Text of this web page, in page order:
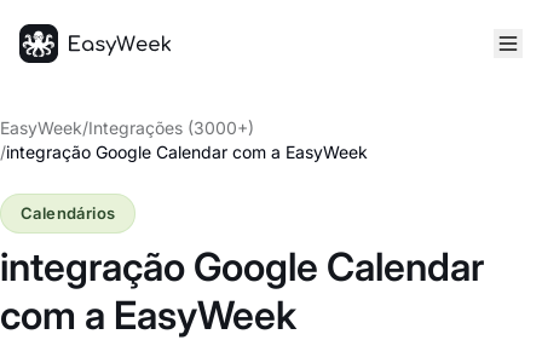
EasyWeek/Integrações (3000+)
/integração Google Calendar com a EasyWeek
integração Google Calendar
com a EasyWeek
Calendários